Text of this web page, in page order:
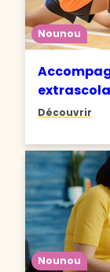
Nounou
Découvrir
Nounou